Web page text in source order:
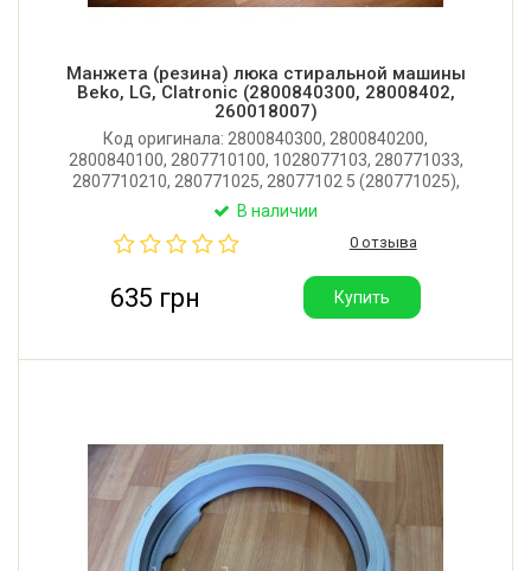
Манжета (резина) люка стиральной машины
Beko, LG, Clatronic (2800840300, 28008402,
260018007)
Код оригинала: 2800840300, 2800840200,
2800840100, 2807710100, 1028077103, 280771033,
2807710210, 280771025, 28077102 5 (280771025),
28077102 7 (28077102-7), 28077103 4 (280771034),
В наличии
0 отзыва
635 грн Купить